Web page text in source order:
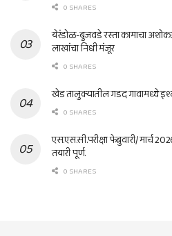
0 SHARES
येरंडोळ-बुजवडे रस्ता कामाचा
लाखांचा निधी मंजूर
0 SHARES
खेड तालुक्यातील गडद गावामध्ये
0 SHARES
एस.एस.सी.परीक्षा फेब्रुवारी/ मार्च
तयारी पूर्ण.
0 SHARES